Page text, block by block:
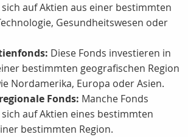
auf Aktien aus einer bestimmten
Gesundheitswesen oder
Diese Fonds investieren in
bestimmten geografischen Region
Nordamerika, Europa oder Asien.
Fonds: Manche Fonds
auf Aktien eines bestimmten
bestimmten Region.